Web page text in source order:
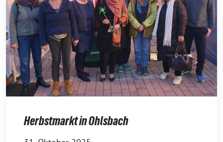
Herbstmarkt in Ohlsbach